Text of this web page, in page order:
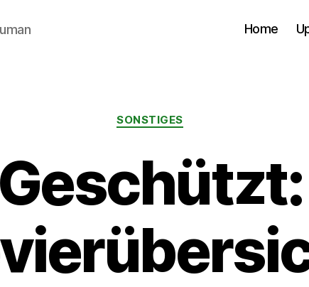
Home
Kategorien
SONSTIGES
Geschützt: